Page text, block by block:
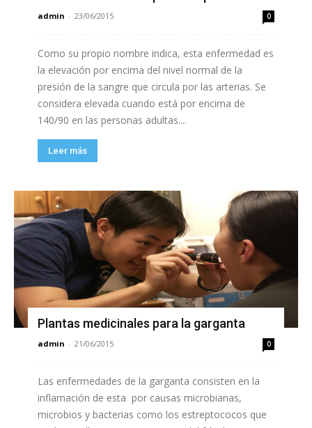
admin - 23/06/2015 0
Como su propio nombre indica, esta enfermedad es
la elevación por encima del nivel normal de la
presión de la sangre que circula por las arterias. Se
considera elevada cuando está por encima de
140/90 en las personas adultas....
Leer más
Plantas medicinales para la garganta
admin - 21/06/2015 0
Las enfermedades de la garganta consisten en la
inflamación de esta por causas microbianas,
microbios y bacterias como los estreptococos que